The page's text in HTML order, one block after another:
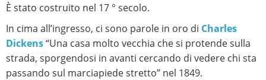
È stato costruito nel 17 ° secolo.
In cima all’ingresso, ci sono parole in oro di Charles
Dickens“Una casa molto vecchia che si protende sulla
strada, sporgendosi in avanti cercando di vedere chi sta
passando sul marciapiede stretto” nel 1849.